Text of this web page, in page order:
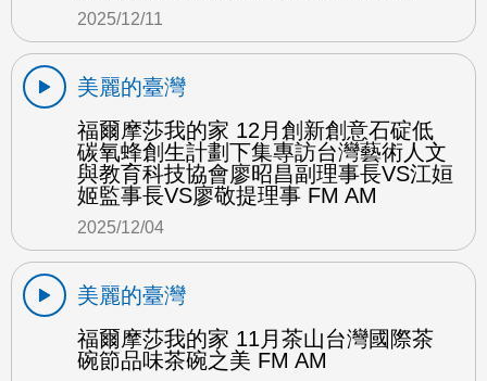
2025/12/11
美麗的臺灣
福爾摩莎我的家 12月創新創意石碇低
碳氧蜂創生計劃下集專訪台灣藝術人文
與教育科技協會廖昭昌副理事長VS江姮
姬監事長VS廖敬提理事 FM AM
2025/12/04
美麗的臺灣
福爾摩莎我的家 11月茶山台灣國際茶
碗節品味茶碗之美 FM AM